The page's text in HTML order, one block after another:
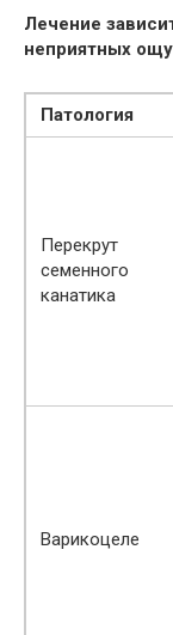
Лечение
неприятных
Патология
Перекрут
семенного
канатика
Варикоцеле